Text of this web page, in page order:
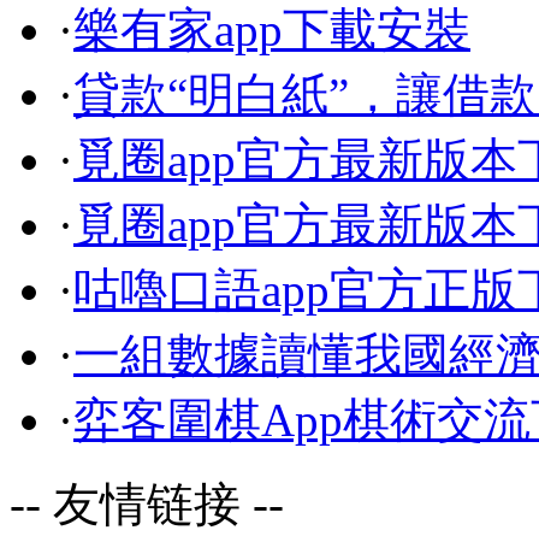
·樂有家app下載安裝
·貸款“明白紙”，讓借
· 覓圈app官方最新版本
· 覓圈app官方最新版本
·咕嚕口語app官方正版
·一組數據讀懂我國經
·弈客圍棋App棋術交
-- 友情链接 --